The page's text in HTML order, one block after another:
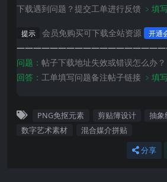
下载遇到问题？提交工单进行反馈 ﹥填
提示 会员免购买可下载全站资源 开通
问题： 帖子下载地址失效或错误怎么办？
回答： 工单填写问题备注帖子链接 ﹥填
PNG免抠元素 剪贴簿设计
抽象
数字艺术素材
混合媒介拼贴
分享